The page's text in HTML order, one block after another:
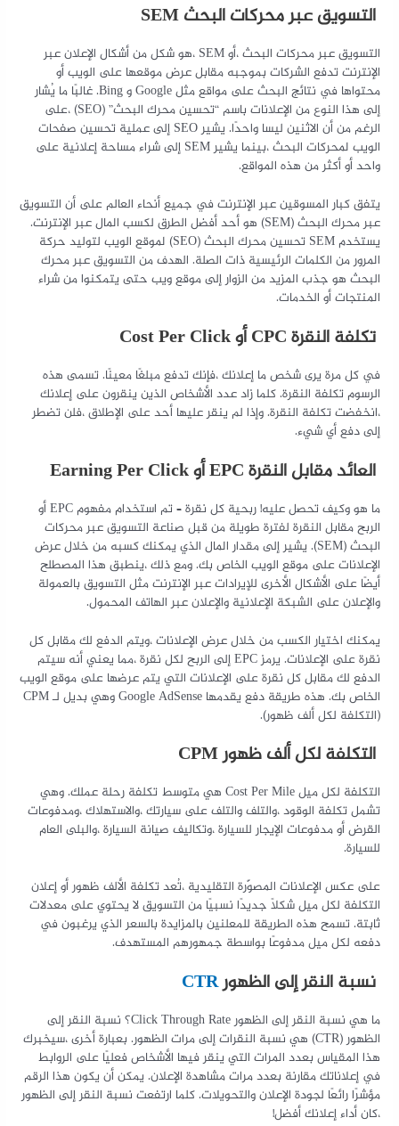
التسويق عبر محركات البحث SEM
التسويق عبر محركات البحث ،أو SEM ،هو شكل من أشكال الإعلان عبر
الإنترنت تدفع الشركات بموجبه مقابل عرض موقعها على الويب أو
محتواها في نتائج البحث على مواقع مثل Google و Bing. غالبًا ما يُشار
إلى هذا النوع من الإعلانات باسم “تحسين محرك البحث” (SEO) ،على
الرغم من أن الاثنين ليسا واحدًا. يشير SEO إلى عملية تحسين صفحات
الويب لمحركات البحث ،بينما يشير SEM إلى شراء مساحة إعلانية على
واحد أو أكثر من هذه المواقع.
يتفق كبار المسوقين عبر الإنترنت في جميع أنحاء العالم على أن التسويق
عبر محرك البحث (SEM) هو أحد أفضل الطرق لكسب المال عبر الإنترنت.
يستخدم SEM تحسين محرك البحث (SEO) لموقع الويب لتوليد حركة
المرور من الكلمات الرئيسية ذات الصلة. الهدف من التسويق عبر محرك
البحث هو جذب المزيد من الزوار إلى موقع ويب حتى يتمكنوا من شراء
المنتجات أو الخدمات.
تكلفة النقرة CPC أو Cost Per Click
في كل مرة يرى شخص ما إعلانك ،فإنك تدفع مبلغًا معينًا. تسمى هذه
الرسوم تكلفة النقرة. كلما زاد عدد الأشخاص الذين ينقرون على إعلانك
،انخفضت تكلفة النقرة. وإذا لم ينقر عليها أحد على الإطلاق ،فلن تضطر
إلى دفع أي شيء.
العائد مقابل النقرة EPC أو Earning Per Click
ما هو وكيف تحصل عليه! ربحية كل نقرة – تم استخدام مفهوم EPC أو
الربح مقابل النقرة لفترة طويلة من قبل صناعة التسويق عبر محركات
البحث (SEM). يشير إلى مقدار المال الذي يمكنك كسبه من خلال عرض
الإعلانات على موقع الويب الخاص بك. ومع ذلك ،ينطبق هذا المصطلح
أيضًا على الأشكال الأخرى للإيرادات عبر الإنترنت مثل التسويق بالعمولة
والإعلان على الشبكة الإعلانية والإعلان عبر الهاتف المحمول.
يمكنك اختيار الكسب من خلال عرض الإعلانات ،ويتم الدفع لك مقابل كل
نقرة على الإعلانات. يرمز EPC إلى الربح لكل نقرة ،مما يعني أنه سيتم
الدفع لك مقابل كل نقرة على الإعلانات التي يتم عرضها على موقع الويب
الخاص بك. هذه طريقة دفع يقدمها Google AdSense وهي بديل لـ CPM
(التكلفة لكل ألف ظهور).
التكلفة لكل ألف ظهور CPM
التكلفة لكل ميل Cost Per Mile هي متوسط تكلفة رحلة عملك. وهي
تشمل تكلفة الوقود ،والتلف والتلف على سيارتك ،والاستهلاك ،ومدفوعات
القرض أو مدفوعات الإيجار للسيارة ،وتكاليف صيانة السيارة ،والبلى العام
للسيارة.
على عكس الإعلانات المصوّرة التقليدية ،تُعد تكلفة الألف ظهور أو إعلان
التكلفة لكل ميل شكلاً جديدًا نسبيًا من التسويق لا يحتوي على معدلات
ثابتة. تسمح هذه الطريقة للمعلنين بالمزايدة بالسعر الذي يرغبون في
دفعه لكل ميل مدفوعًا بواسطة جمهورهم المستهدف.
نسبة النقر إلى الظهورCTR
ما هي نسبة النقر إلى الظهور Click Through Rate؟ نسبة النقر إلى
الظهور (CTR) هي نسبة النقرات إلى مرات الظهور. بعبارة أخرى ،سيخبرك
هذا المقياس بعدد المرات التي ينقر فيها الأشخاص فعليًا على الروابط
في إعلاناتك مقارنة بعدد مرات مشاهدة الإعلان. يمكن أن يكون هذا الرقم
مؤشرًا رائعًا لجودة الإعلان والتحويلات. كلما ارتفعت نسبة النقر إلى الظهور
،كان أداء إعلانك أفضل!